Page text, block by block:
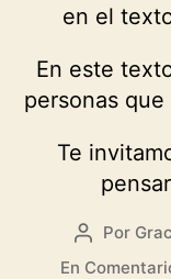
en el
En este
personas
Te
Autor
de
Por
En